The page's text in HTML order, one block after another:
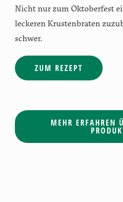
Nicht nur zum Oktoberfest
leckeren Krustenbraten
schwer.
ZUM REZEPT
MEHR ERFAHREN